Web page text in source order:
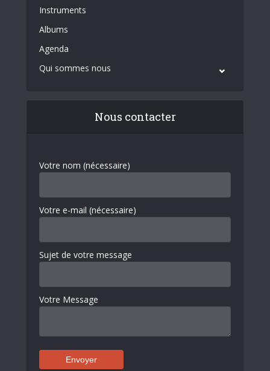
Instruments
Albums
Agenda
Qui sommes nous
Nous contacter
Votre nom (nécessaire)
Votre e-mail (nécessaire)
Sujet de votre message
Votre Message